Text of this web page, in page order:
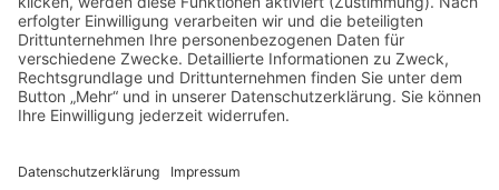
Passwort *Erforderlich
Angemeldet bleiben Anmelden
Passwort vergessen?